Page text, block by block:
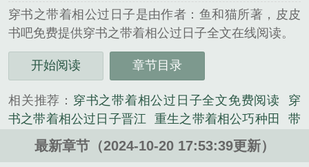
穿书之带着相公过日子是由作者：鱼和猫所著，皮皮
书吧免费提供穿书之带着相公过日子全文在线阅读。
三秒记住本站：皮皮书吧 网址：www.pipi180.com...
《穿书之带着相公过日子》是鱼和猫精心创作的言情
开始阅读 章节目录
相关推荐： 穿书之带着相公过日子全文免费阅读
穿
书之带着相公过日子晋江
重生之带着相公巧种田
带
着相公来种田TXT 重生之带着相公巧种田书包网
书之带着相公过日子猫和鱼
穿书之带着相公过日子
最新章节（2024-10-20 17:53:39更新）